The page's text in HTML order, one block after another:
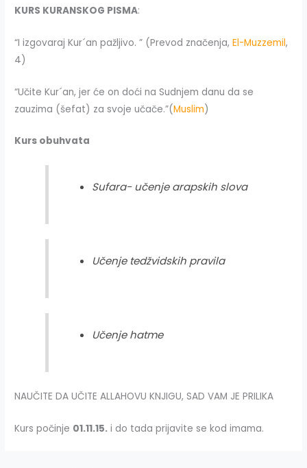
KURS KURANSKOG PISMA:
“I izgovaraj Kur´an pažljivo. ” (Prevod značenja,El-Muzzemil,
4)
“Učite Kur´an, jer će on doći na Sudnjem danu da se
zauzima (šefat) za svoje učače.”(Muslim)
Kurs obuhvata
Sufara- učenje arapskih slova
Učenje tedžvidskih pravila
Učenje hatme
NAUČITE DA UČITE ALLAHOVU KNJIGU, SAD VAM JE PRILIKA
Kurs počinje 01.11.15. i do tada prijavite se kod imama.